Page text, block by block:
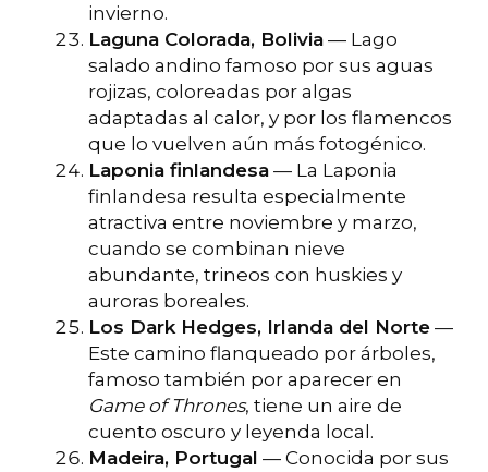
invierno.
Laguna Colorada, Bolivia — Lago
salado andino famoso por sus aguas
rojizas, coloreadas por algas
adaptadas al calor, y por los flamencos
que lo vuelven aún más fotogénico.
Laponia finlandesa — La Laponia
finlandesa resulta especialmente
atractiva entre noviembre y marzo,
cuando se combinan nieve
abundante, trineos con huskies y
auroras boreales.
Los Dark Hedges, Irlanda del Norte —
Este camino flanqueado por árboles,
famoso también por aparecer en
Game of Thrones, tiene un aire de
cuento oscuro y leyenda local.
Madeira, Portugal — Conocida por sus